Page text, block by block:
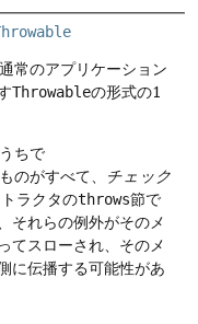
常のアプリケーション
Throwableの形式の1
ちで
のがすべて、
チェック
ラクタのthrows節で
それらの例外がそのメ
てスローされ、そのメ
に伝播する可能性があ